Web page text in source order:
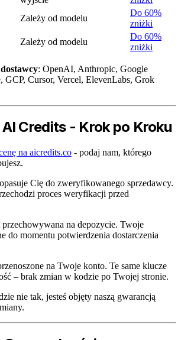
Zależy od modelu
Do 60%
zniżki
Zależy od modelu
Do 60%
zniżki
: OpenAI, Anthropic, Google
GCP, Cursor, Vercel, ElevenLabs, Grok
AI Credits - Krok po Kroku
na aicredits.co - podaj nam, którego
Cię do zweryfikowanego sprzedawcy.
proces weryfikacji przed
przechowywana na depozycie. Twoje
do momentu potwierdzenia dostarczenia
na Twoje konto. Te same klucze
– brak zmian w kodzie po Twojej stronie.
nie tak, jesteś objęty naszą gwarancją